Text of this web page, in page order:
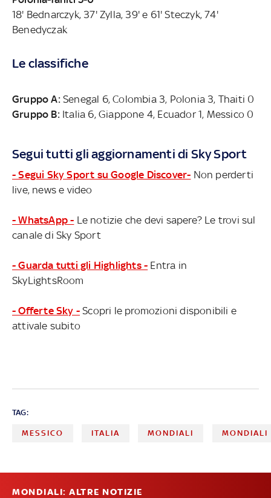
18' Bednarczyk, 37' Zylla, 39' e 61' Steczyk, 74'
Benedyczak
Le classifiche
Gruppo A:Senegal 6, Colombia 3, Polonia 3, Thaiti 0
Gruppo B: Italia 6, Giappone 4, Ecuador 1, Messico 0
Segui tutti gli aggiornamenti di Sky Sport
- Segui Sky Sport su Google Discover- Non perderti
live, news e video
- WhatsApp - Le notizie che devi sapere? Le trovi sul
canale di Sky Sport
- Guarda tutti gli Highlights - Entra in
SkyLightsRoom
- Offerte Sky - Scopri le promozioni disponibili e
attivale subito
TAG:
MESSICO ITALIA MONDIALI MONDIALI
MONDIALI: ALTRE NOTIZIE